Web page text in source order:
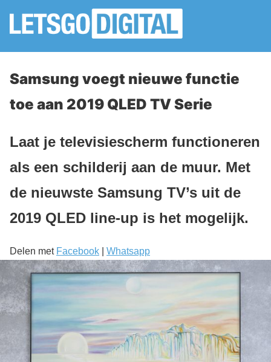
Samsung voegt nieuwe functie
toe aan 2019 QLED TV Serie
Laat je televisiescherm functioneren
als een schilderij aan de muur. Met
de nieuwste Samsung TV’s uit de
2019 QLED line-up is het mogelijk.
Delen met Facebook Whatsapp